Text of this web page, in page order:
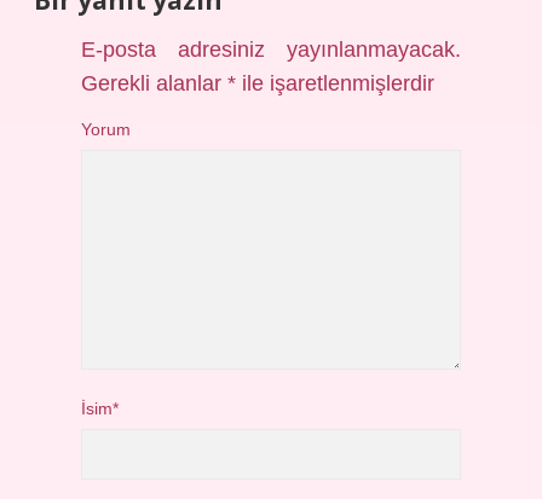
E-posta adresiniz yayınlanmayacak.
Gerekli alanlar* ile işaretlenmişlerdir
Yorum
İsim*